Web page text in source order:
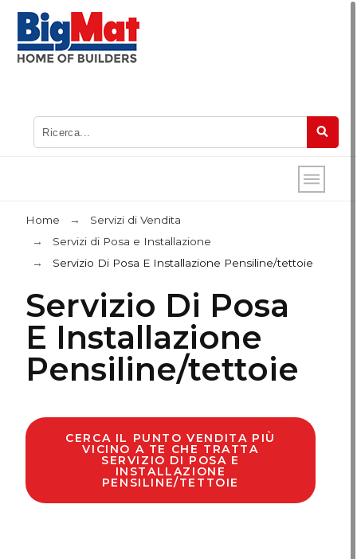
Home
Servizi di Vendita
Servizi di Posa e Installazione
Servizio Di Posa E Installazione Pensiline/tettoie
Servizio Di Posa
E Installazione
Pensiline/tettoie
CERCA IL PUNTO VENDITA PIÙ
VICINO A TE CHE TRATTA
SERVIZIO DI POSA E
INSTALLAZIONE
PENSILINE/TETTOIE